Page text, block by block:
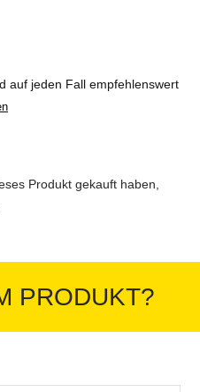
auf jeden Fall empfehlenswert
Produkt gekauft haben,
PRODUKT?